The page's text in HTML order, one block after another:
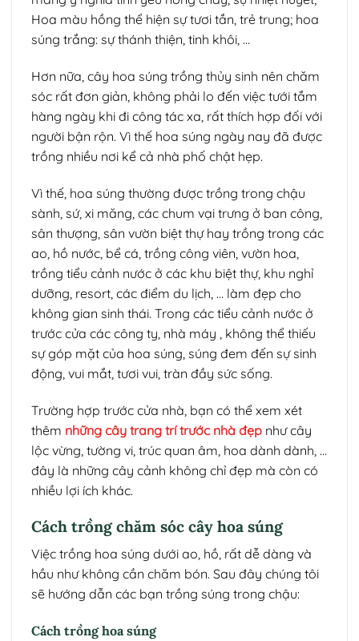
Hoa màu hồng thể hiện sự tươi tắn, trẻ trung; hoa
súng trắng: sự thánh thiện, tinh khôi, …
Hơn nữa, cây hoa súng trồng thủy sinh nên chăm
sóc rất đơn giản, không phải lo đến việc tưới tắm
hàng ngày khi đi công tác xa, rất thích hợp đối với
người bận rộn. Vì thế hoa súng ngày nay đã được
trồng nhiều nơi kể cả nhà phố chật hẹp.
Vì thế, hoa súng thường được trồng trong chậu
sành, sứ, xi măng, các chum vại trưng ở ban công,
sân thượng, sân vườn biệt thự hay trồng trong các
ao, hồ nước, bể cá, trồng công viên, vườn hoa,
trồng tiểu cảnh nước ở các khu biệt thự, khu nghỉ
dưỡng, resort, các điểm du lịch, … làm đẹp cho
không gian sinh thái. Trong các tiểu cảnh nước ở
trước cửa các công ty, nhà máy , không thể thiếu
sự góp mặt của hoa súng, súng đem đến sự sinh
động, vui mắt, tươi vui, tràn đầy sức sống.
Trường hợp trước cửa nhà, bạn có thể xem xét
thêm những cây trang trí trước nhà đẹp như cây
lộc vừng, tường vi, trúc quan âm, hoa dành dành, …
đây là những cây cảnh không chỉ đẹp mà còn có
nhiều lợi ích khác.
Cách trồng chăm sóc cây hoa súng
Việc trồng hoa súng dưới ao, hồ, rất dễ dàng và
hầu như không cần chăm bón. Sau đây chúng tôi
sẽ hướng dẫn các bạn trồng súng trong chậu:
Cách trồng hoa súng